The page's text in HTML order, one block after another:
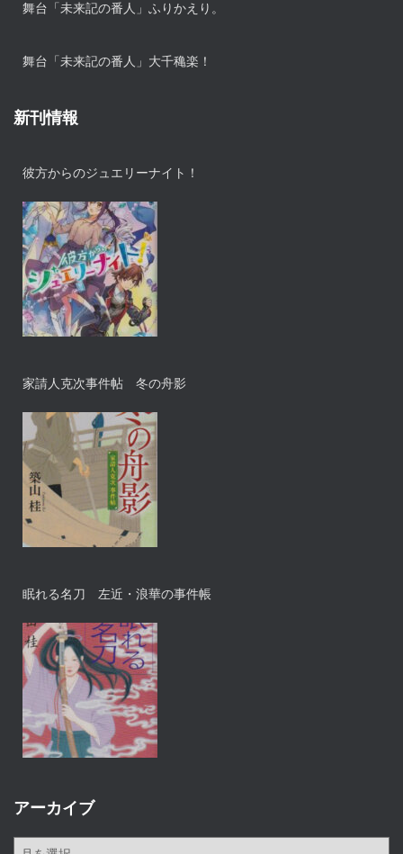
舞台「未来記の番人」ふりかえり。
舞台「未来記の番人」大千穐楽！
新刊情報
彼方からのジュエリーナイト！
家請人克次事件帖 冬の舟影
眠れる名刀 左近・浪華の事件帳
アーカイブ
ア